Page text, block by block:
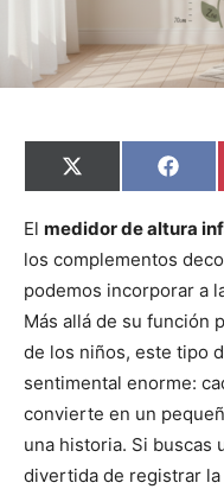
C
o
p
r
i
r
e
n
X
(
w
t
t
e
r
)
C
o
p
r
i
r
e
n
F
a
e
o
o
k
El medidor de altura
los complementos
podemos incorporar a
Más allá de su función
de los niños, este tipo
sentimental enorme:
convierte en un
una historia. Si buscas
divertida de registrar